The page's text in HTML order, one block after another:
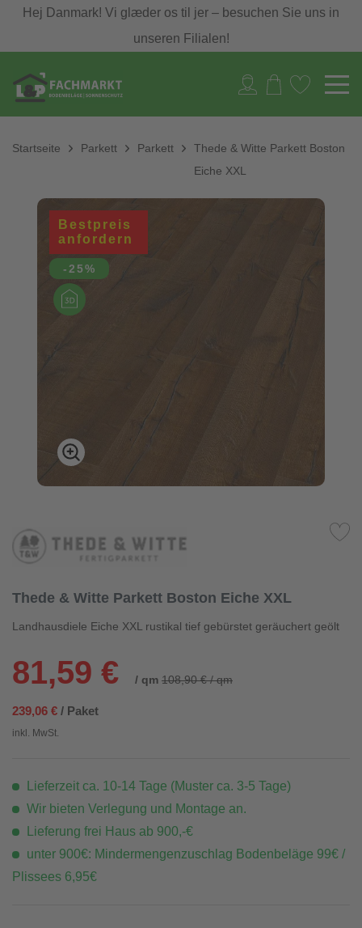
Hej Danmark! Vi glæder os til jer – besuchen Sie uns in
unseren Filialen!
Startseite Parkett Parkett
Thede & Witte Parkett Boston
Eiche XXL
Bestpreis
anfordern
-25%
Thede & Witte Parkett Boston Eiche XXL
Landhausdiele Eiche XXL rustikal tief gebürstet geräuchert geölt
81,59 € / qm 108,90 € / qm
239,06 € / Paket
inkl. MwSt.
Lieferzeit ca. 10-14 Tage (Muster ca. 3-5 Tage)
Wir bieten Verlegung und Montage an.
Lieferung frei Haus ab 900,-€
unter 900€: Mindermengenzuschlag Bodenbeläge 99€ /
Plissees 6,95€